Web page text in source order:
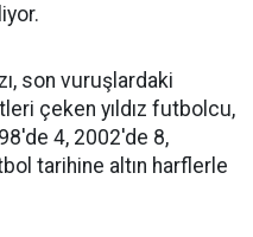
son vuruşlardaki
çeken yıldız futbolcu,
4, 2002'de 8,
tarihine altın harflerle